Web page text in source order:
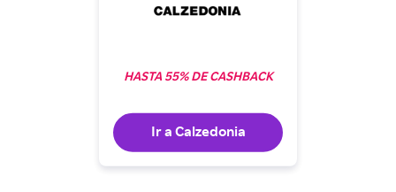
HASTA 55% DE CASHBACK
Ir a Calzedonia